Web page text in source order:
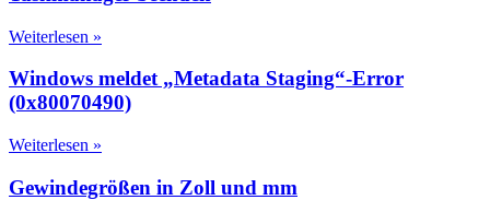
Weiterlesen »
Windows meldet „Metadata Staging“-Error
(0x80070490)
Weiterlesen »
Gewindegrößen in Zoll und mm